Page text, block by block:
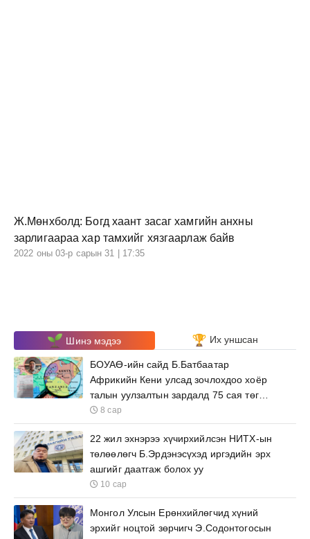
Ж.Мөнхболд: Богд хаант засаг хамгийн анхны
зарлигаараа хар тамхийг хязгаарлаж байв
2022 оны 03-р сарын 31 | 17:35
Шинэ мэдээ Их уншсан
БОУАӨ-ийн сайд Б.Батбаатар
Африкийн Кени улсад зочлохдоо хоёр
талын уулзалтын зардалд 75 сая төгрөг
зарцуулна
8 сар
22 жил эхнэрээ хүчирхийлсэн НИТХ-ын
төлөөлөгч Б.Эрдэнэсүхэд иргэдийн эрх
ашгийг даатгаж болох уу
10 сар
Монгол Улсын Ерөнхийлөгчид хүний
эрхийг ноцтой зөрчигч Э.Содонтогосын